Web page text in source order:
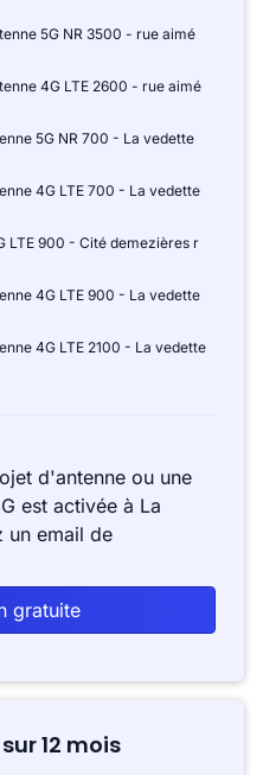
5G NR 3500 - rue aimé
4G LTE 2600 - rue aimé
5G NR 700 - La vedette
4G LTE 700 - La vedette
LTE 900 - Cité demezières r
4G LTE 900 - La vedette
4G LTE 2100 - La vedette
d'antenne ou une
est activée à La
un email de
gratuite
12 mois